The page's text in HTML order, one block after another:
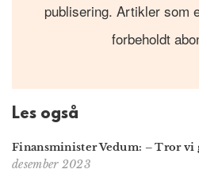
publisering. Artikler som
forbeholdt
Les også
Finansminister Vedum: – Tror vi
desember 2023